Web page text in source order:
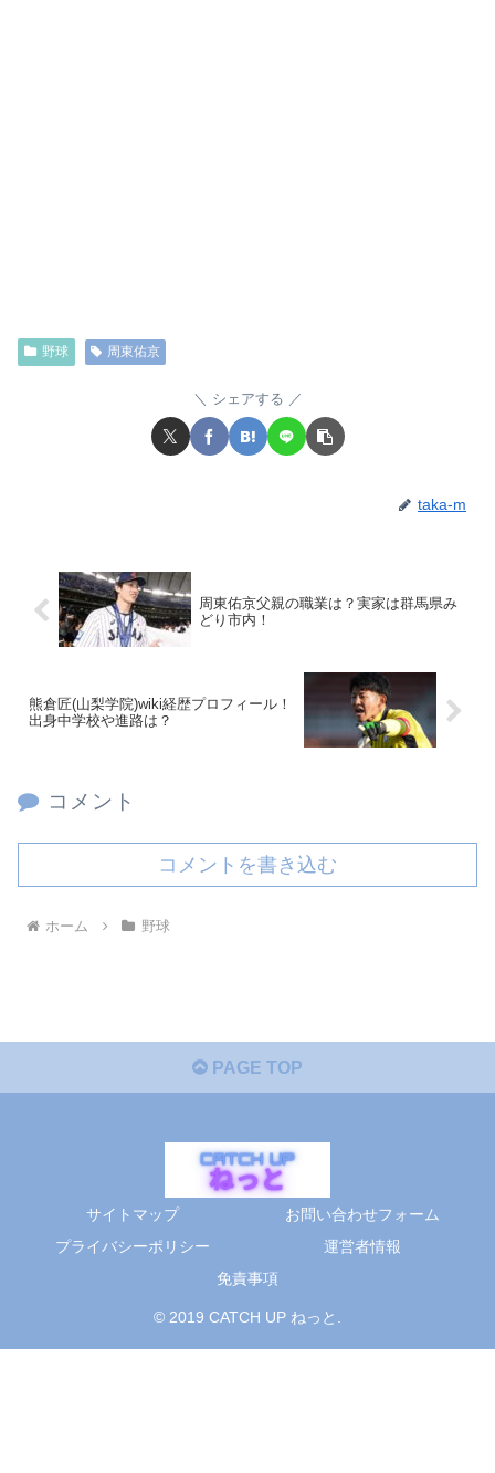
野球 周東佑京
シェアする
taka-m
周東佑京父親の職業は？実家は群馬県み
どり市内！
熊倉匠(山梨学院)wiki経歴プロフィール！
出身中学校や進路は？
コメント
コメントを書き込む
ホーム 野球
PAGE TOP
サイトマップ
お問い合わせフォーム
プライバシーポリシー
運営者情報
免責事項
© 2019 CATCH UP ねっと.